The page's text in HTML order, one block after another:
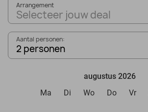
Arrangement
Selecteer jouw deal
Aantal personen:
2 personen
augustus 2026
Ma
Di Wo Do Vr